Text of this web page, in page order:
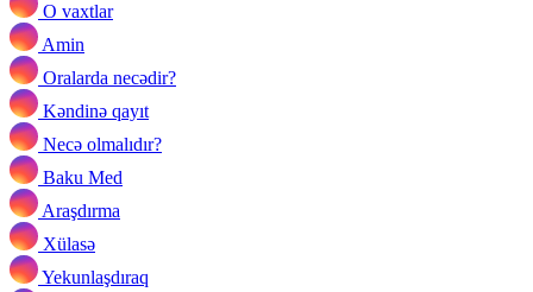
O vaxtlar
Amin
Oralarda necədir?
Kəndinə qayıt
Necə olmalıdır?
Baku Med
Araşdırma
Xülasə
Yekunlaşdıraq